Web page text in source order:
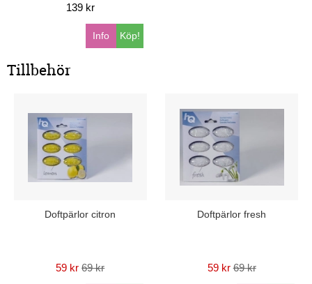
139 kr
Köp!
Info
Tillbehör
Doftpärlor citron
59 kr 69 kr
Doftpärlor fresh
59 kr 69 kr